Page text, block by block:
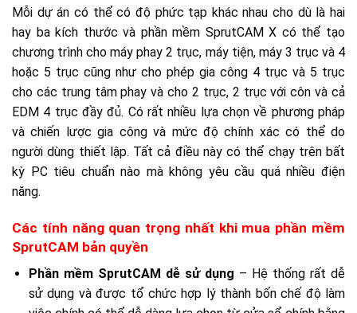
Mỗi dự án có thể có độ phức tạp khác nhau cho dù là hai
hay ba kích thước và phần mềm SprutCAM X có thể tạo
chương trình cho máy phay 2 trục, máy tiện, máy 3 trục và 4
hoặc 5 trục cũng như cho phép gia công 4 trục và 5 trục
cho các trung tâm phay và cho 2 trục, 2 trục với côn và cả
EDM 4 trục đầy đủ. Có rất nhiều lựa chọn về phương pháp
và chiến lược gia công và mức độ chính xác có thể do
người dùng thiết lập. Tất cả điều này có thể chạy trên bất
kỳ PC tiêu chuẩn nào mà không yêu cầu quá nhiều điện
năng.
Các tính năng quan trọng nhất khi mua phần mềm
SprutCAM bản quyền
Phần mềm SprutCAM dễ sử dụng – Hệ thống rất dễ
sử dụng và được tổ chức hợp lý thành bốn chế độ làm